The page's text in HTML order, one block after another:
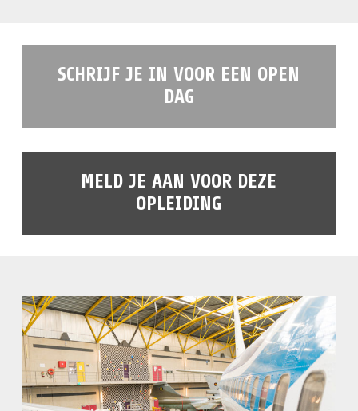
SCHRIJF JE IN VOOR EEN OPEN
DAG
MELD JE AAN VOOR DEZE
OPLEIDING